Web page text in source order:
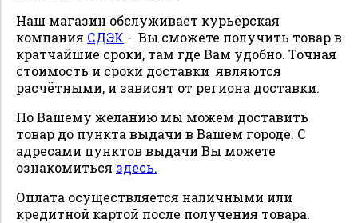
Наш магазин обслуживает курьерская
компания СДЭК - Вы сможете получить товар в
кратчайшие сроки, там где Вам удобно. Точная
стоимость и сроки доставки являются
расчётными, и зависят от региона доставки.
По Вашему желанию мы можем доставить
товар до пункта выдачи в Вашем городе. С
адресами пунктов выдачи Вы можете
ознакомиться здесь.
Оплата осуществляется наличными или
кредитной картой после получения товара.